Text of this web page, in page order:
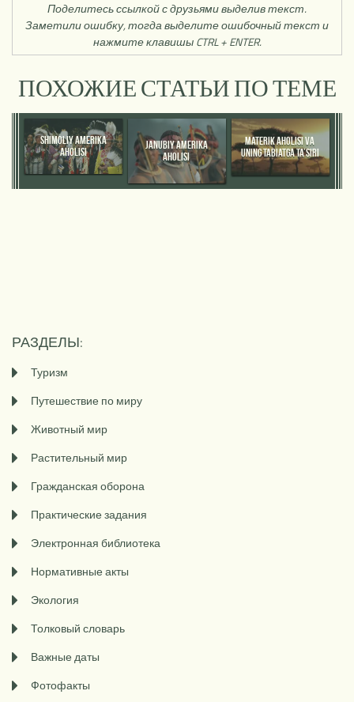
Поделитесь ссылкой с друзьями выделив текст.
Заметили ошибку, тогда выделите ошибочный текст и
нажмите клавишы CTRL + ENTER.
ПОХОЖИЕ СТАТЬИ ПО ТЕМЕ
SHIMOLIY AMERIKA
AHOLISI
JANUBIY AMERIKA
AHOLISI
MATERIK AHOLISI VA
UNING TABIATGA TA’SIRI
РАЗДЕЛЫ:
Туризм
Путешествие по миру
Животный мир
Растительный мир
Гражданская оборона
Практические задания
Электронная библиотека
Нормативные акты
Экология
Толковый словарь
Важные даты
Фотофакты